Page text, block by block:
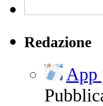
Redazione
App